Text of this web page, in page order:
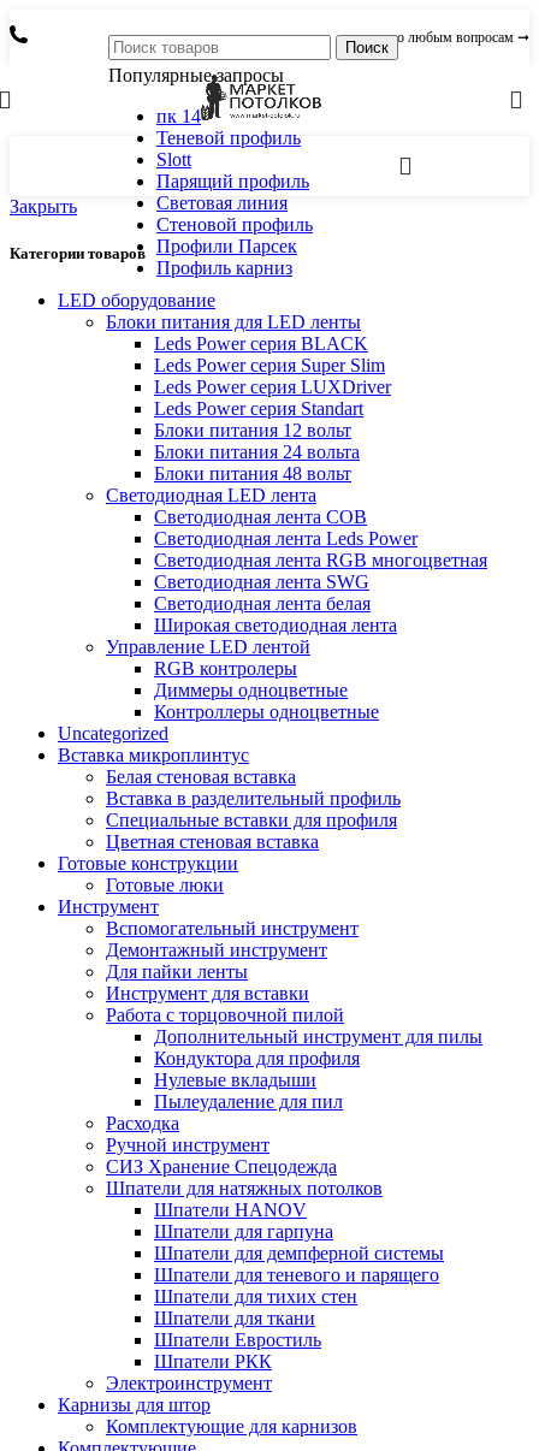
по любым вопросам ➞
Поиск
Популярные запросы
пк 14
Теневой профиль
Slott
Парящий профиль
Световая линия
Стеновой профиль
Профили Парсек
Профиль карниз
Закрыть
Категории товаров
LED оборудование
Блоки питания для LED ленты
Leds Power cерия BLACK
Leds Power cерия Super Slim
Leds Power серия LUXDriver
Leds Power серия Standart
Блоки питания 12 вольт
Блоки питания 24 вольта
Блоки питания 48 вольт
Светодиодная LED лента
Светодиодная лента COB
Светодиодная лента Leds Power
Светодиодная лента RGB многоцветная
Светодиодная лента SWG
Светодиодная лента белая
Широкая светодиодная лента
Управление LED лентой
RGB контролеры
Диммеры одноцветные
Контроллеры одноцветные
Uncategorized
Вставка микроплинтус
Белая стеновая вставка
Вставка в разделительный профиль
Специальные вставки для профиля
Цветная стеновая вставка
Готовые конструкции
Готовые люки
Инструмент
Вспомогательный инструмент
Демонтажный инструмент
Для пайки ленты
Инструмент для вставки
Работа с торцовочной пилой
Дополнительный инструмент для пилы
Кондуктора для профиля
Нулевые вкладыши
Пылеудаление для пил
Расходка
Ручной инструмент
СИЗ Хранение Спецодежда
Шпатели для натяжных потолков
Шпатели HANOV
Шпатели для гарпуна
Шпатели для демпферной системы
Шпатели для теневого и парящего
Шпатели для тихих стен
Шпатели для ткани
Шпатели Евростиль
Шпатели РКК
Электроинструмент
Карнизы для штор
Комплектующие для карнизов